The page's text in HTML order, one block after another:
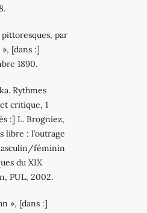
pittoresques, par
[dans :]
1890.
Rythmes
critique, 1
:] L. Brogniez,
libre : l’outrage
féminin
du XIX
PUL, 2002.
», [dans :]